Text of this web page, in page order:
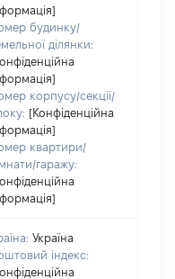
будинку/
ділянки:
корпусу/секції/
[Конфіденційна
квартири/
гаражу:
Україна
індекс: